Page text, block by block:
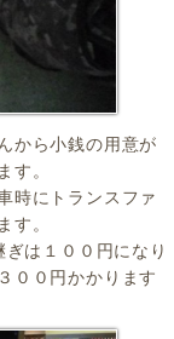
から小銭の用意が
す。
時にトランスファ
す。
は１００円になり
００円かかります